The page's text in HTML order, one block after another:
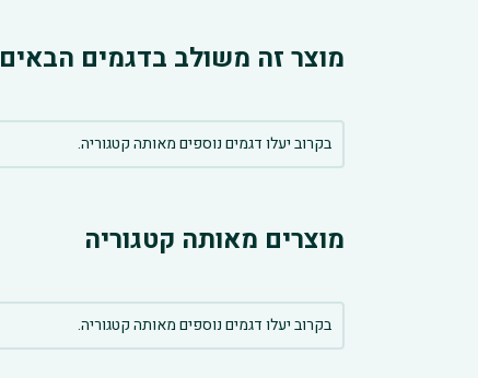
מוצר זה משולב בדגמים הבאים
בקרוב יעלו דגמים נוספים מאותה קטגוריה.
מוצרים מאותה קטגוריה
בקרוב יעלו דגמים נוספים מאותה קטגוריה.